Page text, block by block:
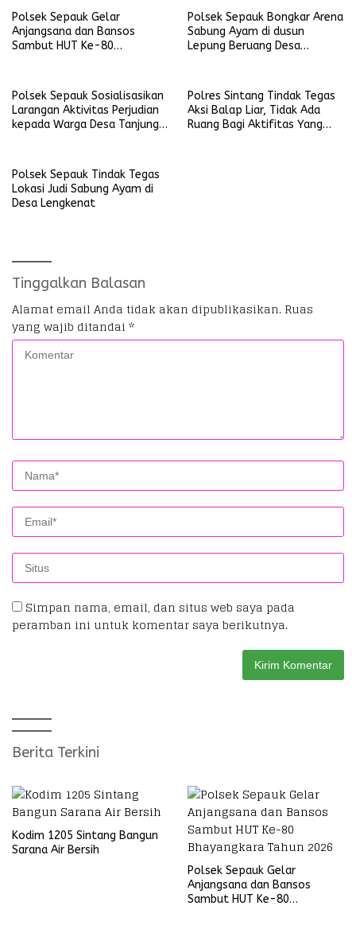
Polsek Sepauk Gelar
Anjangsana dan Bansos
Sambut HUT Ke-80
Polsek Sepauk Bongkar Arena
Sabung Ayam di dusun
Lepung Beruang Desa
Polsek Sepauk Sosialisasikan
Larangan Aktivitas Perjudian
kepada Warga Desa Tanjung
Polres Sintang Tindak Tegas
Aksi Balap Liar, Tidak Ada
Ruang Bagi Aktifitas Yang
Polsek Sepauk Tindak Tegas
Lokasi Judi Sabung Ayam di
Desa Lengkenat
Tinggalkan Balasan
Alamat email Anda tidak akan dipublikasikan. Ruas
yang wajib ditandai *
Simpan nama, email, dan situs web saya pada
peramban ini untuk komentar saya berikutnya.
Berita Terkini
Kodim 1205 Sintang Bangun
Sarana Air Bersih
Polsek Sepauk Gelar
Anjangsana dan Bansos
Sambut HUT Ke-80